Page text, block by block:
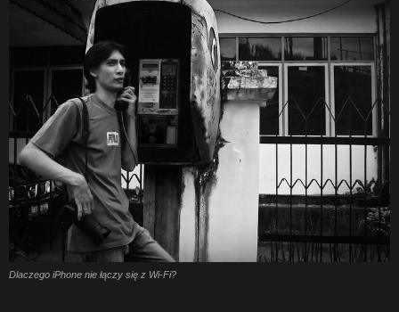
Dlaczego iPhone nie łączy się z Wi-Fi?